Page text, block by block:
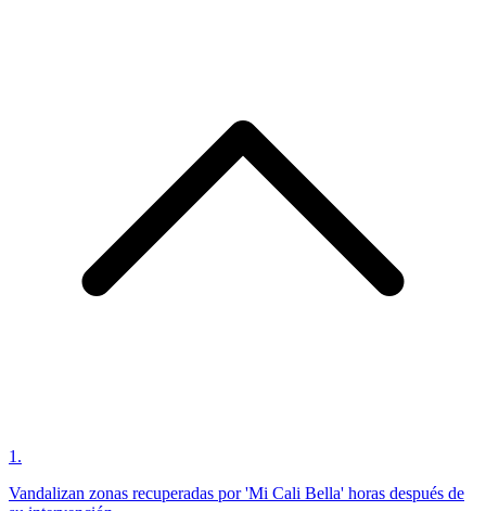
1 .
Vandalizan zonas recuperadas por 'Mi Cali Bella' horas después de